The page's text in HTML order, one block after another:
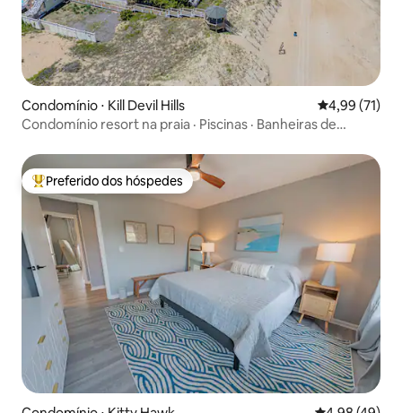
Condomínio ⋅ Kill Devil Hills 4,99 de uma
4,99 (71)
Condomínio resort na praia · Piscinas · Banheiras de
Entre os melhores preferidos dos hóspedes
Preferido dos hóspedes